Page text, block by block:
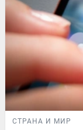
СТРАНА И МИР